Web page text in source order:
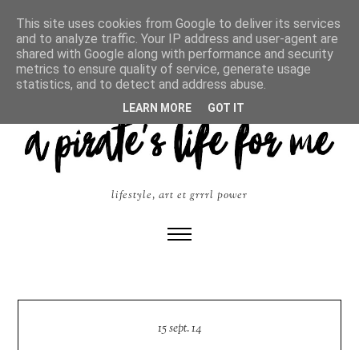
lifestyle, art et grrrl power
15 sept. 14
This site uses cookies from Google to deliver its services
and to analyze traffic. Your IP address and user-agent are
shared with Google along with performance and security
metrics to ensure quality of service, generate usage
statistics, and to detect and address abuse.
LEARN MORE GOT IT